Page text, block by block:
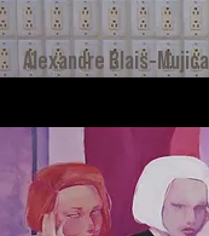
Alexandre Blais-Mujica